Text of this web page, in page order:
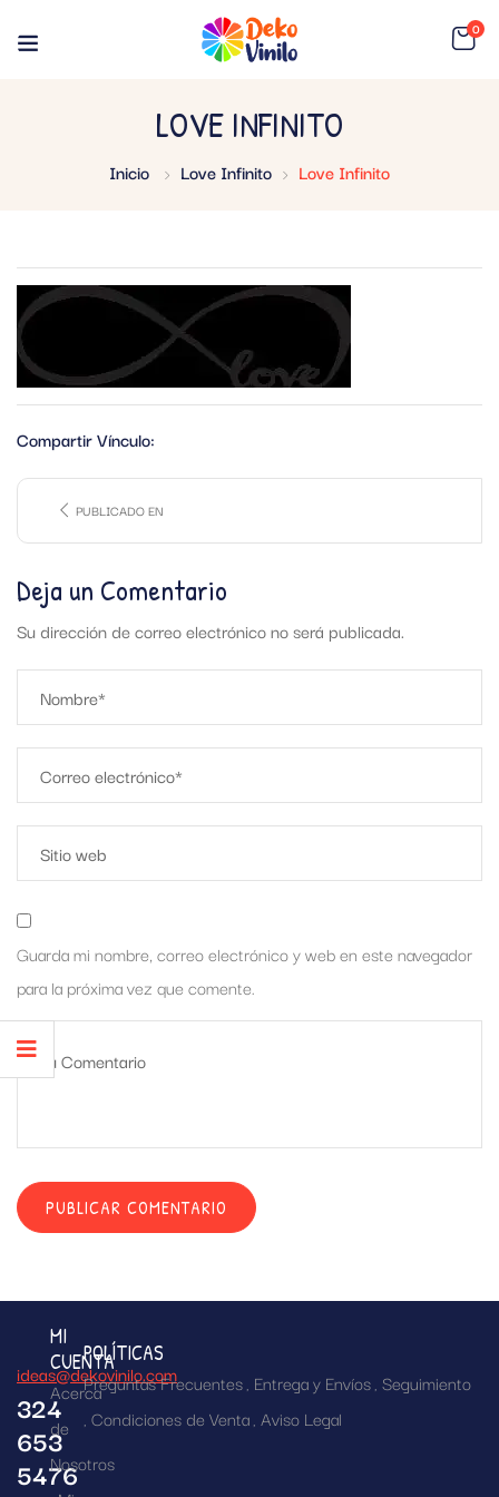
0
LOVE INFINITO
Inicio Love Infinito Love Infinito
Compartir Vínculo:
PUBLICADO EN
Deja un Comentario
Su dirección de correo electrónico no será publicada.
Guarda mi nombre, correo electrónico y web en este navegador
para la próxima vez que comente.
ideas@dekovinilo.com
324
653
5476
MI
CUENTA
Acerca
de
Nosotros
POLÍTICAS
Preguntas Frecuentes Entrega y Envíos Seguimiento
Condiciones de Venta Aviso Legal